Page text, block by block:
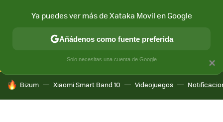
CONECTIVIDAD MÓVIL Y SOCIEDAD APLICACIONES
HOY SE HABLA DE
Bizum Xiaomi Smart Band 10 Videojuegos
×
Ya puedes ver más de Xataka Movil en Google
Añádenos como fuente preferida
Solo necesitas una cuenta de Google